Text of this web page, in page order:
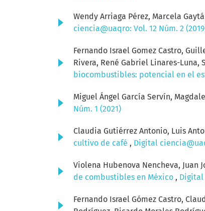
Wendy Arriaga Pérez, Marcela
ciencia@uaqro: Vol. 12 Núm. 2
Fernando Israel Gomez Castro,
Rivera, René Gabriel Linares-Luna,
biocombustibles: potencial en el
Miguel Ángel García Servín,
Núm. 1 (2021)
Claudia Gutiérrez Antonio, Luis
cultivo de café , Digital
Violena Hubenova Nencheva, Juan
de combustibles en México , Digital
Fernando Israel Gómez Castro,